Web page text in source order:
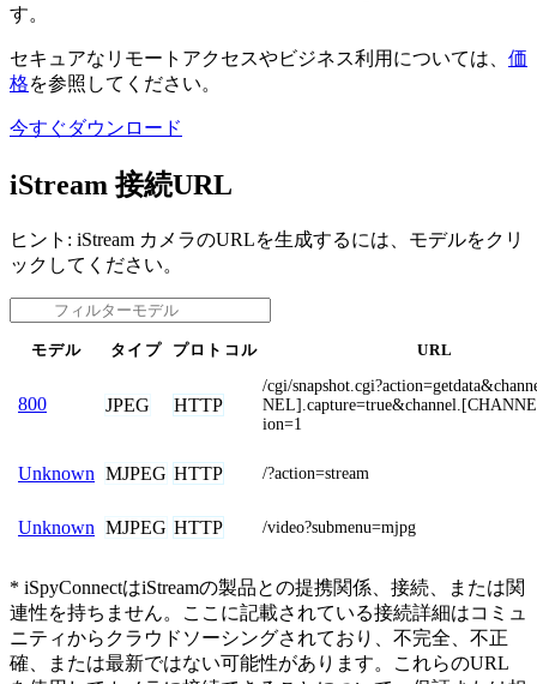
す。
セキュアなリモートアクセスやビジネス利用については、 価
格を参照してください。
今すぐダウンロード
iStream 接続URL
ヒント: iStream カメラのURLを生成するには、モデルをクリ
ックしてください。
モデル タイプ プロトコル URL
800 JPEG HTTP
/cgi/
ion=1
Unknown MJPEG HTTP /?action=stream
Unknown MJPEG HTTP /video?submenu=mjpg
* iSpyConnectはiStreamの製品との提携関係、接続、または関
連性を持ちません。ここに記載されている接続詳細はコミュ
ニティからクラウドソーシングされており、不完全、不正
確、または最新ではない可能性があります。これらのURL